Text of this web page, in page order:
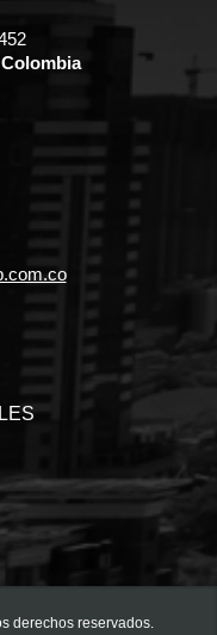
derechos reservados.